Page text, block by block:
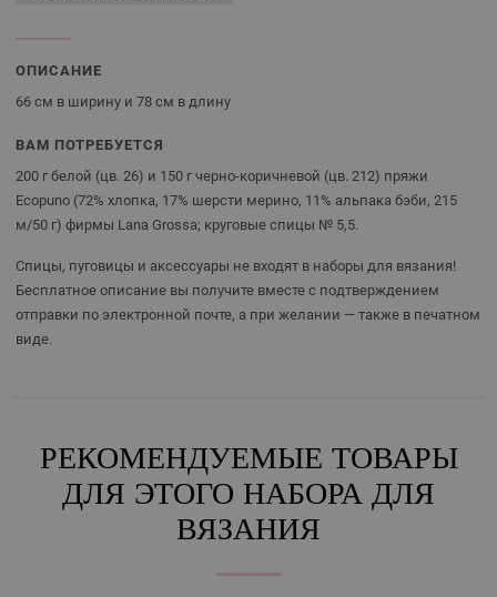
ОПИСАНИЕ
66 см в ширину и 78 см в длину
ВАМ ПОТРЕБУЕТСЯ
200 г белой (цв. 26) и 150 г черно-коричневой (цв. 212) пряжи
Ecopuno (72% хлопка, 17% шерсти мерино, 11% альпака бэби, 215
м/50 г) фирмы Lana Grossa; круговые спицы № 5,5.
Спицы, пуговицы и аксессуары не входят в наборы для вязания!
Бесплатное описание вы получите вместе с подтверждением
отправки по электронной почте, а при желании — также в печатном
виде.
РЕКОМЕНДУЕМЫЕ ТОВАРЫ
ДЛЯ ЭТОГО НАБОРА ДЛЯ
ВЯЗАНИЯ